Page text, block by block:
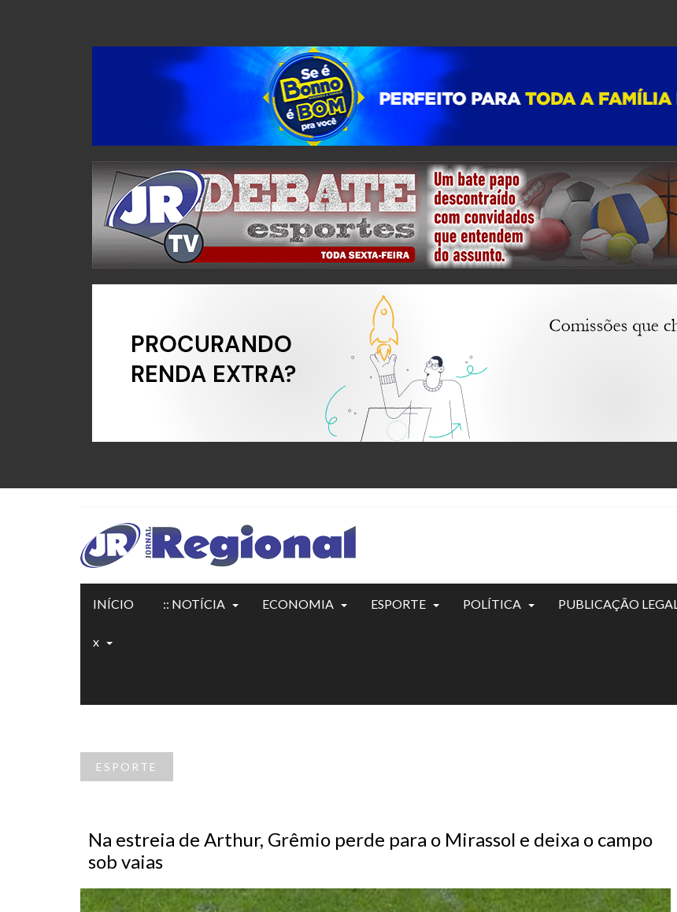
INÍCIO :: NOTÍCIA ECONOMIA ESPORTE POLÍTICA PUBLICAÇÃO LEGAL
x
ESPORTE
Na estreia de Arthur, Grêmio perde para o Mirassol e deixa o campo
sob vaias